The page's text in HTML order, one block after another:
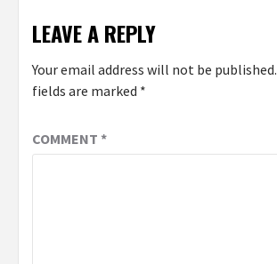
LEAVE A REPLY
Your email address will not be published.
fields are marked *
COMMENT *